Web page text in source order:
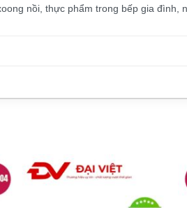
nồi, thực phẩm trong bếp gia đình,